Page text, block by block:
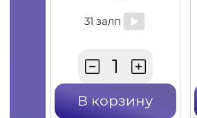
31 залп
В корзину